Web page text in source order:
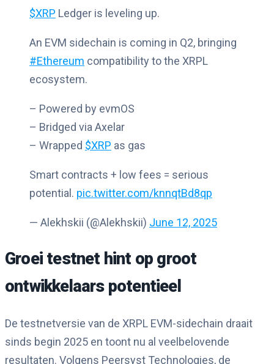
$XRP Ledger is leveling up.
An EVM sidechain is coming in Q2, bringing
#Ethereum compatibility to the XRPL
ecosystem.
– Powered by evmOS
– Bridged via Axelar
– Wrapped $XRP as gas
Smart contracts + low fees = serious
potential. pic.twitter.com/knnqtBd8qp
— Alekhskii (@Alekhskii) June 12, 2025
Groei testnet hint op groot
ontwikkelaars potentieel
De testnetversie van de XRPL EVM-sidechain draait
sinds begin 2025 en toont nu al veelbelovende
resultaten. Volgens Peersyst Technologies, de